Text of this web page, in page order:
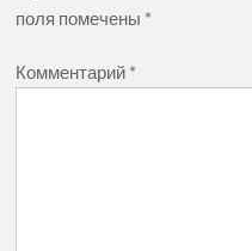
поля помечены *
Комментарий *